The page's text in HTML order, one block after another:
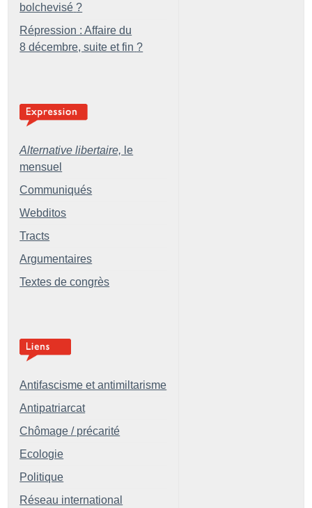
bolchevisé ?
Répression : Affaire du
8 décembre, suite et fin ?
Alternative libertaire, le
mensuel
Communiqués
Webditos
Tracts
Argumentaires
Textes de congrès
Antifascisme et antimiltarisme
Antipatriarcat
Chômage / précarité
Ecologie
Politique
Réseau international